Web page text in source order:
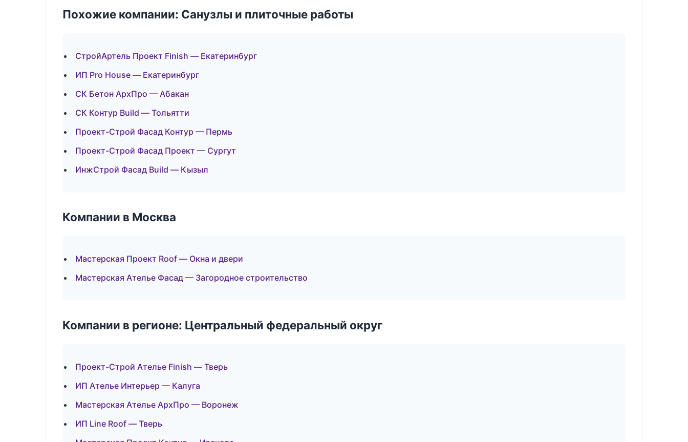
Похожие компании: Санузлы и плиточные работы
СтройАртель Проект Finish — Екатеринбург
ИП Pro House — Екатеринбург
СК Бетон АрхПро — Абакан
СК Контур Build — Тольятти
Проект-Строй Фасад Контур — Пермь
Проект-Строй Фасад Проект — Сургут
ИнжСтрой Фасад Build — Кызыл
Компании в Москва
Мастерская Проект Roof — Окна и двери
Мастерская Ателье Фасад — Загородное строительство
Компании в регионе: Центральный федеральный округ
Проект-Строй Ателье Finish — Тверь
ИП Ателье Интерьер — Калуга
Мастерская Ателье АрхПро — Воронеж
ИП Line Roof — Тверь